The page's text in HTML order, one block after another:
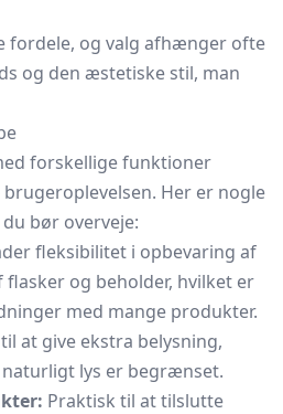
fordele, og valg afhænger ofte
og den æstetiske stil, man
forskellige funktioner
Her er nogle
bør overveje:
fleksibilitet i opbevaring af
og beholder, hvilket er
med mange produkter.
at give ekstra belysning,
lys er begrænset.
Praktisk til at tilslutte